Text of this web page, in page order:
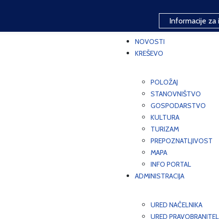
Informacije
NOVOSTI
KREŠEVO
POLOŽAJ
STANOVNIŠTVO
GOSPODARSTVO
KULTURA
TURIZAM
PREPOZNATLJIVOST
MAPA
INFO PORTAL
ADMINISTRACIJA
URED NAČELNIKA
URED